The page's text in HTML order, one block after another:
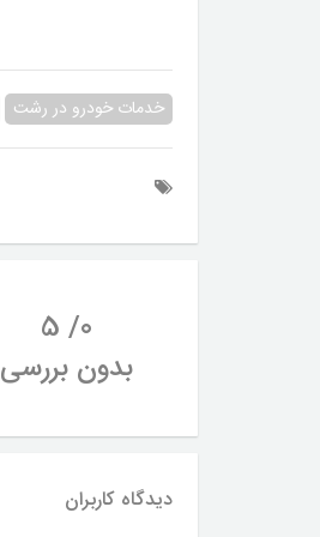
خدمات خودرو در رشت
0
/
5
بدون بررسی
دیدگاه کاربران